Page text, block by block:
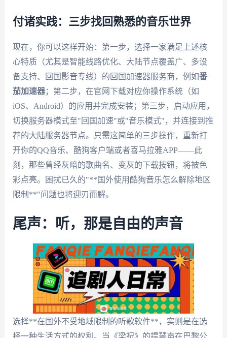
付诸实践：三步找回熟悉的音乐世界
现在，你可以这样开始：第一步，选择一家满足上述核
心特质（尤其是智能线路优化、大陆节点覆盖广、多设
备支持、回国影音专线）的回国加速器服务商，例如番
茄加速器；第二步，在官网下载对应你操作系统（如
iOS、Android）的应用并完成安装；第三步，启动应用，
切换服务器模式至"回国加速"或"音乐模式"，并连接到推
荐的大陆服务器节点。只需这简单的三步操作，重新打
开你的QQ音乐、酷狗客户端或者喜马拉雅APP——此
刻，那些曾经灰暗的歌曲名、变灰的下载按钮，将被色
彩点亮。困扰已久的"**国外使用酷狗音乐怎么解除地区
限制**"问题也将迎刃而解。
尾声：听，那是自由的声音
选择**在国外不受地域限制的听歌软件**，实则是在选
择一种生活方式的权利。当《梁祝》的提琴声在巴黎公